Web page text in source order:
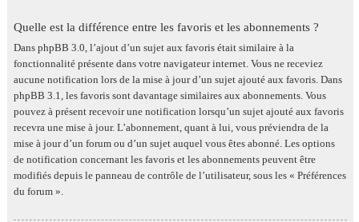
Quelle est la différence entre les favoris et les abonnements ?
Dans phpBB 3.0, l’ajout d’un sujet aux favoris était similaire à la
fonctionnalité présente dans votre navigateur internet. Vous ne receviez
aucune notification lors de la mise à jour d’un sujet ajouté aux favoris. Dans
phpBB 3.1, les favoris sont davantage similaires aux abonnements. Vous
pouvez à présent recevoir une notification lorsqu’un sujet ajouté aux favoris
recevra une mise à jour. L’abonnement, quant à lui, vous préviendra de la
mise à jour d’un forum ou d’un sujet auquel vous êtes abonné. Les options
de notification concernant les favoris et les abonnements peuvent être
modifiés depuis le panneau de contrôle de l’utilisateur, sous les « Préférences
du forum ».